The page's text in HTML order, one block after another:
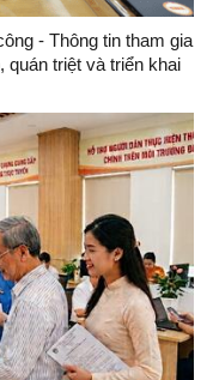
- Thông tin tham gia